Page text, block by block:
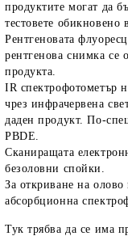
продуктите могат да
тестовете обикновено
Рентгеновата
рентгенова снимка се
продукта.
IR спектрофотометър
чрез инфрачервена
даден продукт. По-
PBDE.
Сканиращата
безоловни спойки.
За откриване на
абсорбционна
Тук трябва да се има